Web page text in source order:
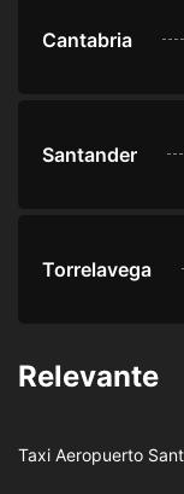
Cantabria
Santander
Torrelavega
Relevante
Taxi Aeropuerto